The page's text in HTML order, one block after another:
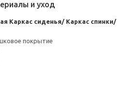
и уход
Каркас сиденья/ Каркас спинки/
покрытие